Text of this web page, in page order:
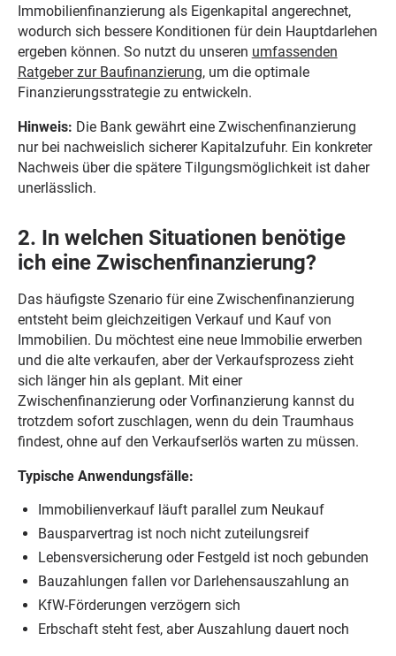
Immobilienfinanzierung als Eigenkapital angerechnet,
wodurch sich bessere Konditionen für dein Hauptdarlehen
ergeben können. So nutzt du unseren umfassenden
Ratgeber zur Baufinanzierung, um die optimale
Finanzierungsstrategie zu entwickeln.
Hinweis: Die Bank gewährt eine Zwischenfinanzierung
nur bei nachweislich sicherer Kapitalzufuhr. Ein konkreter
Nachweis über die spätere Tilgungsmöglichkeit ist daher
unerlässlich.
2. In welchen Situationen benötige
ich eine Zwischenfinanzierung?
Das häufigste Szenario für eine Zwischenfinanzierung
entsteht beim gleichzeitigen Verkauf und Kauf von
Immobilien. Du möchtest eine neue Immobilie erwerben
und die alte verkaufen, aber der Verkaufsprozess zieht
sich länger hin als geplant. Mit einer
Zwischenfinanzierung oder Vorfinanzierung kannst du
trotzdem sofort zuschlagen, wenn du dein Traumhaus
findest, ohne auf den Verkaufserlös warten zu müssen.
Typische Anwendungsfälle:
Immobilienverkauf läuft parallel zum Neukauf
Bausparvertrag ist noch nicht zuteilungsreif
Lebensversicherung oder Festgeld ist noch gebunden
Bauzahlungen fallen vor Darlehensauszahlung an
KfW-Förderungen verzögern sich
Erbschaft steht fest, aber Auszahlung dauert noch